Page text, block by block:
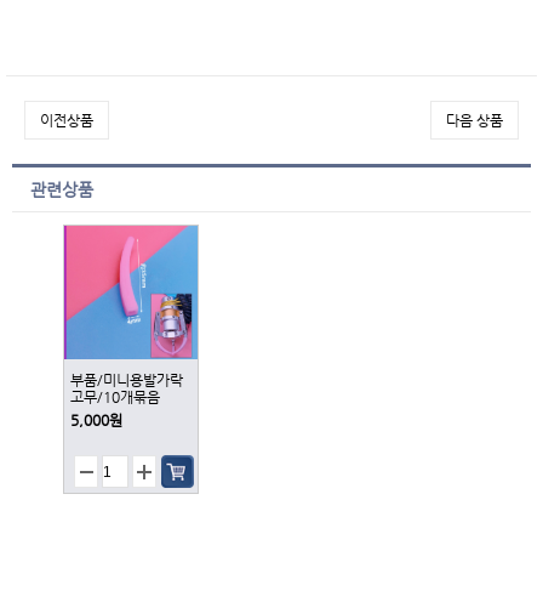
이전상품 다음 상품
관련상품
부품/미니용발가락
고무/10개묶음
5,000원